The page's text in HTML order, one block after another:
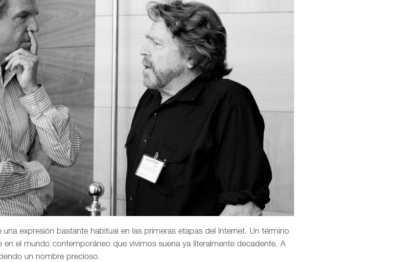
una expresión bastante habitual en las primeras etapas del Internet. Un término
en el mundo contemporáneo que vivimos suena ya literalmente decadente. A
un nombre precioso.